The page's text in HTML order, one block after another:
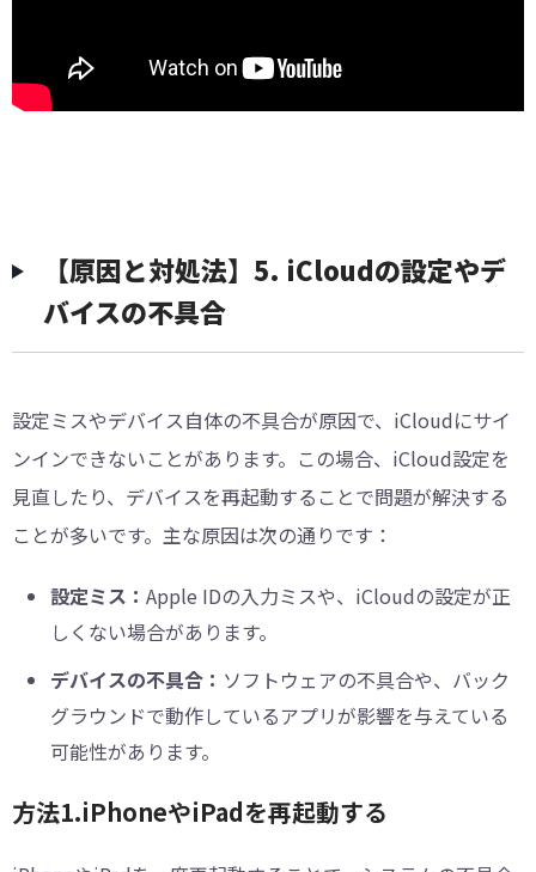
【原因と対処法】5. iCloudの設定やデ
バイスの不具合
設定ミスやデバイス自体の不具合が原因で、iCloudにサイ
ンインできないことがあります。この場合、iCloud設定を
見直したり、デバイスを再起動することで問題が解決する
ことが多いです。主な原因は次の通りです：
設定ミス： Apple IDの入力ミスや、iCloudの設定が正
しくない場合があります。
デバイスの不具合： ソフトウェアの不具合や、バック
グラウンドで動作しているアプリが影響を与えている
可能性があります。
方法1.iPhoneやiPadを再起動する